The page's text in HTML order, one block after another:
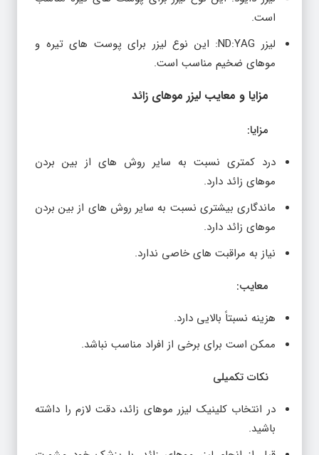
است.
لیزر ND:YAG: این نوع لیزر برای پوست های تیره و
موهای ضخیم مناسب است.
مزایا و معایب لیزر موهای زائد
مزایا:
درد کمتری نسبت به سایر روش های از بین بردن
موهای زائد دارد.
ماندگاری بیشتری نسبت به سایر روش های از بین بردن
موهای زائد دارد.
نیاز به مراقبت های خاصی ندارد.
معایب:
هزینه نسبتاً بالایی دارد.
ممکن است برای برخی از افراد مناسب نباشد.
نکات تکمیلی
در انتخاب کلینیک لیزر موهای زائد، دقت لازم را داشته
باشید.